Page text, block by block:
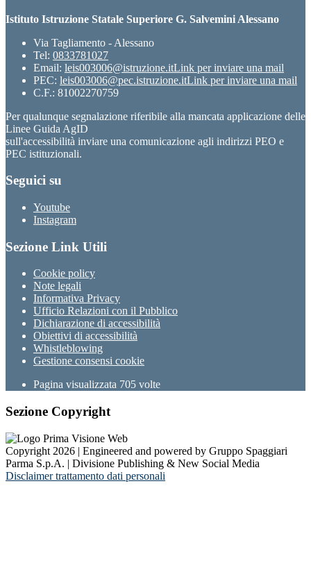
Istituto Istruzione Statale Superiore G. Salvemini Alessano
Via Tagliamento - Alessano
Tel: 0833781027
Email: leis003006@istruzione.itLink per inviare una mail
PEC: leis003006@pec.istruzione.itLink per inviare una mail
C.F.: 81002270759
Per qualunque segnalazione riferibile alla mancata applicazione delle
Linee Guida AgID
sull'accessibilità inviare una comunicazione agli indirizzi PEO e
PEC istituzionali.
Seguici su
Youtube
Instagram
Sezione Link Utili
Cookie policy
Note legali
Informativa Privacy
Ufficio Relazioni con il Pubblico
Dichiarazione di accessibilità
Obiettivi di accessibilità
Whistleblowing
Gestione consensi cookie
Pagina visualizzata 705 volte
Sezione Copyright
Copyright 2026 | Engineered and powered by Gruppo Spaggiari
Parma S.p.A. | Divisione Publishing & New Social Media
Disclaimer trattamento dati personali